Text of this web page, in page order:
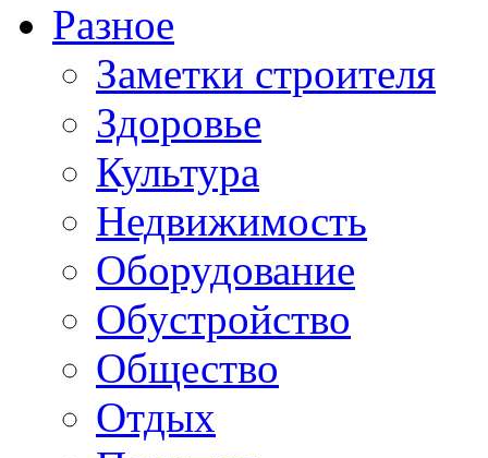
Разное
Заметки строителя
Здоровье
Культура
Недвижимость
Оборудование
Обустройство
Общество
Отдых